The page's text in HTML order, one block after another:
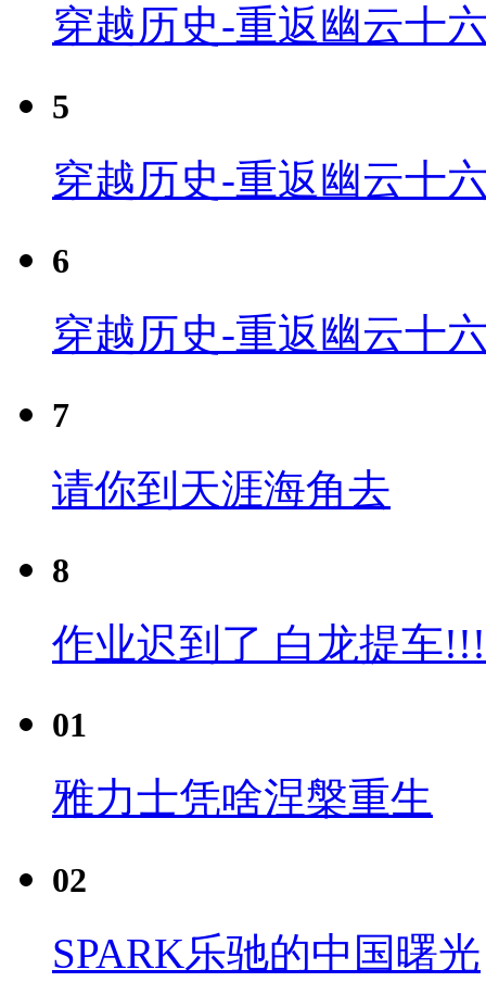
穿越历史-重返幽云十
5
穿越历史-重返幽云十
6
穿越历史-重返幽云十
7
请你到天涯海角去
8
作业迟到了 白龙提车
01
雅力士凭啥涅槃重生
02
SPARK乐驰的中国曙光